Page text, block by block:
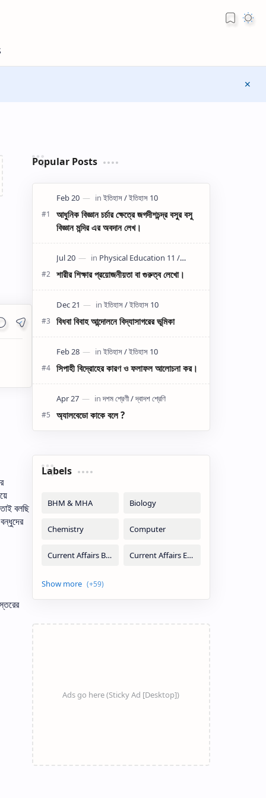
তাই বলছি
বন্ধুদের
Popular Posts
আধুনিক বিজ্ঞান চর্চার ক্ষেত্রে জগদীশচন্দ্র বসুর বসু
বিজ্ঞান মন্দির এর অবদান লেখ।
শারীর শিক্ষার প্রয়োজনীয়তা বা গুরুত্ব লেখো।
বিধবা বিবাহ আন্দোলনে বিদ্যাসাগরের ভূমিকা
সিপাহী বিদ্রোহের কারণ ও ফলাফল আলোচনা কর।
অ্যালবেডো কাকে বলে ?
Labels